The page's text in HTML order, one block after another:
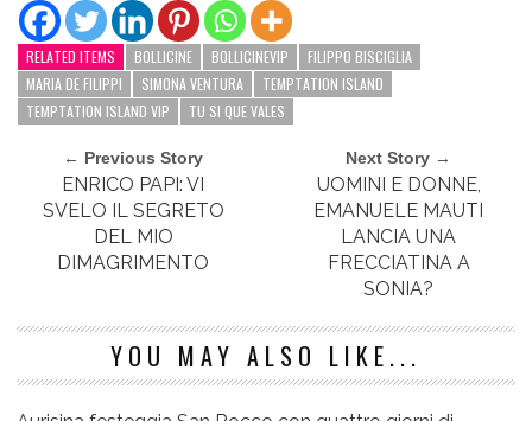
RELATED ITEMS BOLLICINE BOLLICINEVIP
FILIPPO BISCIGLIA
MARIA DE FILIPPI
SIMONA VENTURA
TEMPTATION ISLAND
TEMPTATION ISLAND VIP
TU SI QUE VALES
← Previous Story
ENRICO PAPI: VI
SVELO IL SEGRETO
DEL MIO
DIMAGRIMENTO
Next Story →
UOMINI E DONNE,
EMANUELE MAUTI
LANCIA UNA
FRECCIATINA A
SONIA?
YOU MAY ALSO LIKE...